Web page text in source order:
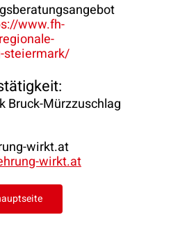
www.fh-
steiermark/
Bruck-Mürzzuschlag
wirkt.at
wirkt.at